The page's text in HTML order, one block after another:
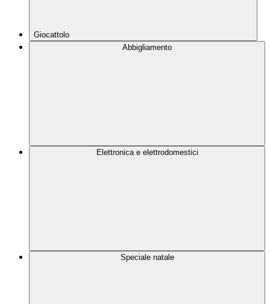
Giocattolo
Abbigliamento
Elettronica e elettrodomestici
Speciale natale